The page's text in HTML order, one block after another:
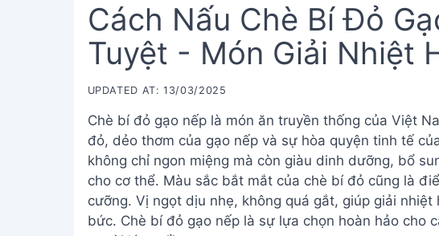
Cách Nấu Chè Bí Đỏ
Tuyệt - Món Giải Nhiệt
UPDATED AT: 13/03/2025
Chè bí đỏ gạo nếp là món ăn truyền thống của Việt
đỏ, dẻo thơm của gạo nếp và sự hòa quyện tinh tế
không chỉ ngon miệng mà còn giàu dinh dưỡng, bổ
cho cơ thể. Màu sắc bắt mắt của chè bí đỏ cũng là
cưỡng. Vị ngọt dịu nhẹ, không quá gắt, giúp giải
bức. Chè bí đỏ gạo nếp là sự lựa chọn hoàn hảo cho